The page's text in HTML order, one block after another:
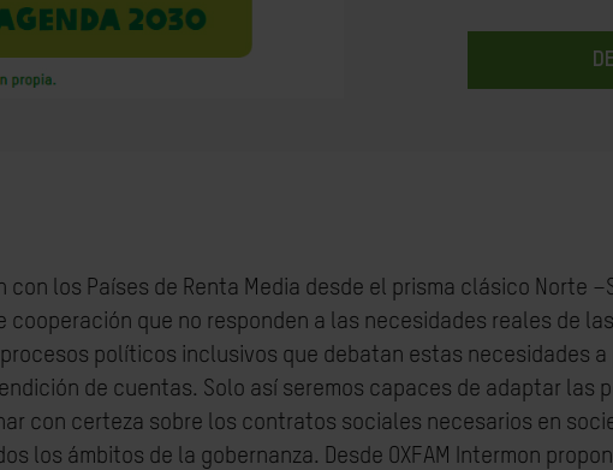
con los Países de Renta Media desde el prisma clásico Norte
cooperación que no responden a las necesidades reales de
políticos inclusivos que debatan estas necesidades
de cuentas. Solo así seremos capaces de adaptar las
con certeza sobre los contratos sociales necesarios en
los ámbitos de la gobernanza. Desde OXFAM Intermon